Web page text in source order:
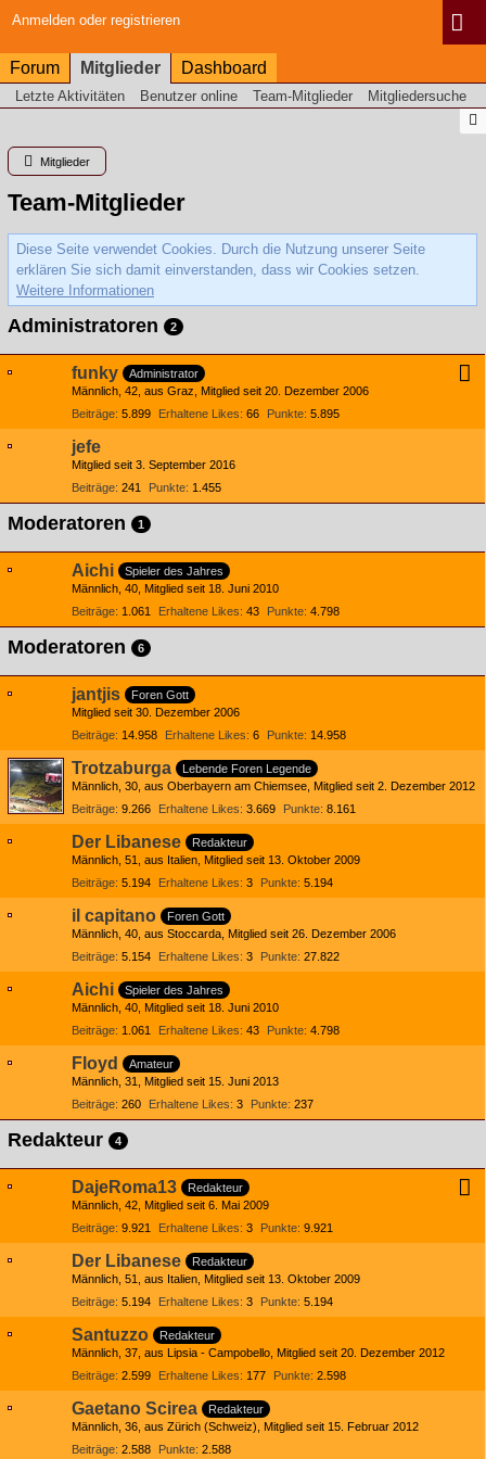
Anmelden oder registrieren
Forum Mitglieder Dashboard
Letzte Aktivitäten Benutzer online Team-Mitglieder Mitgliedersuche
Mitglieder
Team-Mitglieder
Diese Seite verwendet Cookies. Durch die Nutzung unserer Seite
erklären Sie sich damit einverstanden, dass wir Cookies setzen.
Weitere Informationen
Administratoren 2
funky
Administrator
Männlich 42 aus Graz Mitglied seit 20. Dezember 2006
Beiträge 5.899 Erhaltene Likes 66 Punkte 5.895
jefe
Mitglied seit 3. September 2016
Beiträge 241 Punkte 1.455
Moderatoren 1
Aichi
Spieler des Jahres
Männlich 40 Mitglied seit 18. Juni 2010
Beiträge 1.061 Erhaltene Likes 43 Punkte 4.798
Moderatoren 6
jantjis
Foren Gott
Mitglied seit 30. Dezember 2006
Beiträge 14.958 Erhaltene Likes 6 Punkte 14.958
Trotzaburga
Lebende Foren Legende
Männlich 30 aus Oberbayern am Chiemsee Mitglied seit 2. Dezember 2012
Beiträge 9.266 Erhaltene Likes 3.669 Punkte 8.161
Der Libanese
Redakteur
Männlich 51 aus Italien Mitglied seit 13. Oktober 2009
Beiträge 5.194 Erhaltene Likes 3 Punkte 5.194
il capitano
Foren Gott
Männlich 40 aus Stoccarda Mitglied seit 26. Dezember 2006
Beiträge 5.154 Erhaltene Likes 3 Punkte 27.822
Aichi
Spieler des Jahres
Männlich 40 Mitglied seit 18. Juni 2010
Beiträge 1.061 Erhaltene Likes 43 Punkte 4.798
Floyd
Amateur
Männlich 31
Mitglied seit 15. Juni 2013
Beiträge 260 Erhaltene Likes 3 Punkte 237
Redakteur 4
DajeRoma13
Redakteur
Männlich 42 Mitglied seit 6. Mai 2009
Beiträge 9.921 Erhaltene Likes 3 Punkte 9.921
Der Libanese
Redakteur
Männlich 51 aus Italien Mitglied seit 13. Oktober 2009
Beiträge 5.194 Erhaltene Likes 3 Punkte 5.194
Santuzzo
Redakteur
Männlich 37 aus Lipsia - Campobello Mitglied seit 20. Dezember 2012
Beiträge 2.599 Erhaltene Likes 177 Punkte 2.598
Gaetano Scirea
Redakteur
Männlich 36 aus Zürich (Schweiz) Mitglied seit 15. Februar 2012
Beiträge 2.588 Punkte 2.588